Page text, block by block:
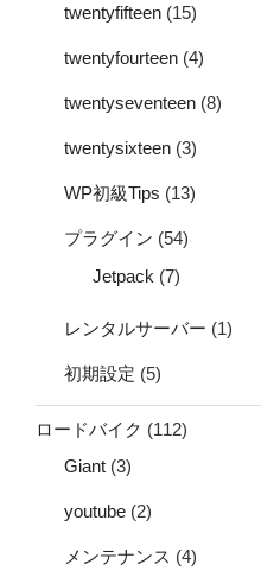
twentyfifteen (15)
twentyfourteen (4)
twentyseventeen (8)
twentysixteen (3)
WP初級Tips (13)
プラグイン (54)
Jetpack (7)
レンタルサーバー (1)
初期設定 (5)
ロードバイク (112)
Giant (3)
youtube (2)
メンテナンス (4)